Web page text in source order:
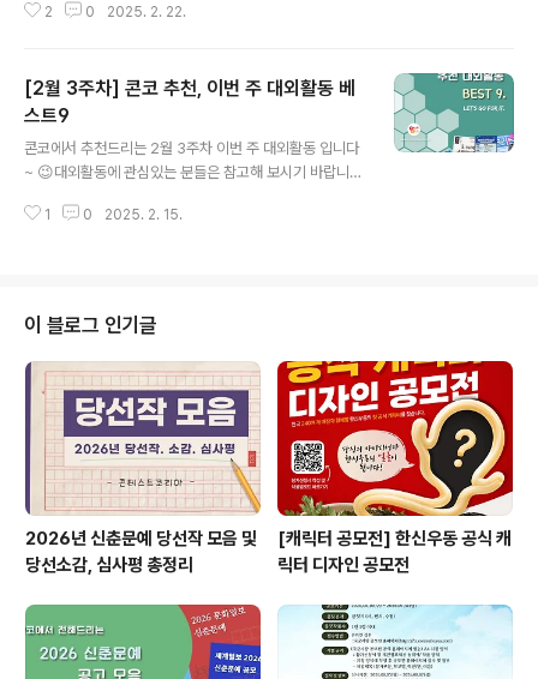
청년 자원봉사 기획단 모집✔ [대전]2025년 제3기 대학
대학생 기자단 3기 모집✔ 대원미디어 캐릭터 서포터즈 대
패프렌즈 7기✔ 2025년 1Day K-AIAcademy_바이오
투자 역량강화 교육생 모집✔ 2025년 잠실청소년센터 미
디어홍보단 모집✔ 2025 서울문화재단 공식 시민크리에
클릭하시면 확인하실 수 있습니다. 자세한 내용은 콘테스
2 0 2025. 2. 22.
[2월 3주차] 콘코 추천, 이번 주 대외활동 베
스트9
콘코에서 추천드리는 2월 3주차 이번 주 대외활동 입니다
~ 😉대외활동에 관심있는 분들은 참고해 보시기 바랍니
25년 17기 경찰청 정책기자단 모집✔ 클라우드보안 엔지
✔ 퍼플스 서포터즈 퍼플스타즈 1기 모집✔ 충청남도 도민
리포터(기자단) 모집✔ 방배아트유스센터 청년 미디어 콘
텐츠 기획단 [콘크리트]​* 자세한 내용은 뉴스카드를 클릭
하시면 확인하실 수 있습니다. 자세한 내용은 콘테스트코
리아 홈페이지에서 확인하시면 도움이 됩니다~​콘테스트,
공모전, 대외활동 정보 / 소..
1 0 2025. 2. 15.
이 블로그 인기글
2026년 신춘문예 당선작 모음 및
당선소감, 심사평 총정리
[캐릭터 공모전] 한신우동 공식 캐
릭터 디자인 공모전